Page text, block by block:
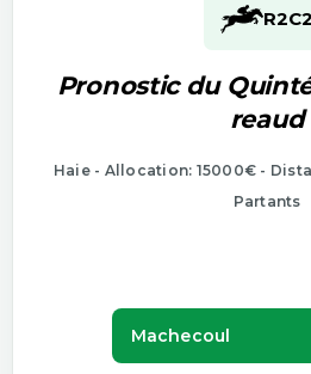
R2C2
Pronostic du
reaud
Haie - Allocation: 15000€ -
Partants
Machecoul